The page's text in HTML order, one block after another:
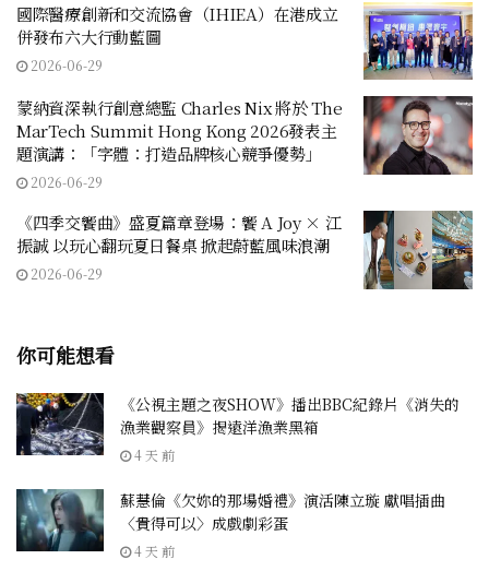
國際醫療創新和交流協會（IHIEA）在港成立
併發布六大行動藍圖
2026-06-29
蒙納資深執行創意總監 Charles Nix 將於 The
MarTech Summit Hong Kong 2026發表主
題演講：「字體：打造品牌核心競爭優勢」
2026-06-29
《四季交饗曲》盛夏篇章登場：饗 A Joy × 江
振誠 以玩心翻玩夏日餐桌 掀起蔚藍風味浪潮
2026-06-29
你可能想看
《公視主題之夜SHOW》播出BBC紀錄片《消失的
漁業觀察員》揭遠洋漁業黑箱
4 天 前
蘇慧倫《欠妳的那場婚禮》演活陳立璇 獻唱插曲
〈貴得可以〉成戲劇彩蛋
4 天 前